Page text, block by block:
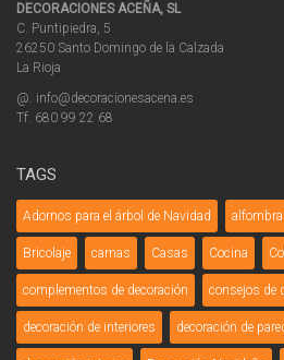
DECORACIONES ACEÑA, SL
C. Puntipiedra, 5
26250 Santo Domingo de la Calzada
La Rioja
@. info@decoracionesacena.es
Tf. 680 99 22 68
TAGS
Adornos para el árbol de Navidad
Bricolaje camas Casas Cocina
complementos de decoración consejos de
decoración de interiores decoración de